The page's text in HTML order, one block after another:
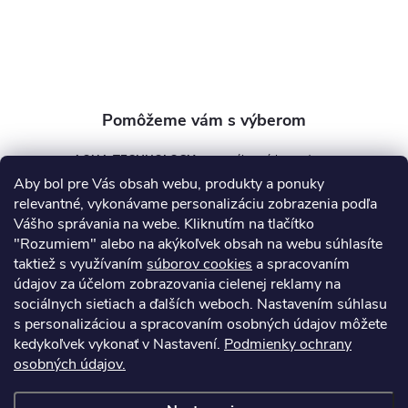
Aby bol pre Vás obsah webu, produkty a ponuky
relevantné, vykonávame personalizáciu zobrazenia podľa
Vášho správania na webe. Kliknutím na tlačítko
"Rozumiem" alebo na akýkoľvek obsah na webu súhlasíte
taktiež s využívaním súborov cookies a spracovaním
údajov za účelom zobrazovania cielenej reklamy na
sociálnych sietiach a ďalších weboch. Nastavením súhlasu
s personalizáciou a spracovaním osobných údajov môžete
kedykoľvek vykonať v Nastavení. Podmienky ochrany
osobných údajov.
AQUA TECHNOLOGY s.r.o.
info @aquatechnology.sk
+421 911 991 394
Informácie pre vás
Kontakty Obchodné podmienky